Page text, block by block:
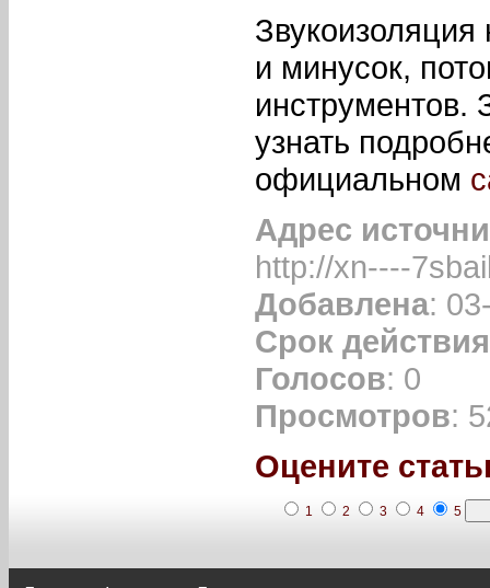
и минусок,
инструментов.
узнать
официальном
Адрес
http://xn----
Добавлена:
Срок действия
Голосов: 0
Просмотров:
Оцените
1 2 3 4 5